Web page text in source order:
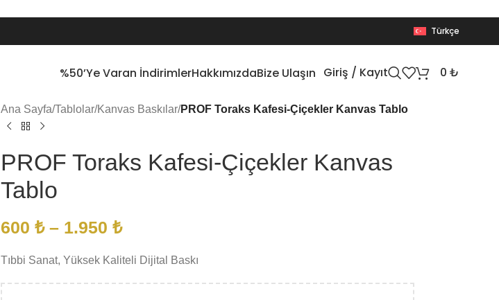
Türkçe
%50’ye Varan İndirimlerHakkımızdaBize Ulaşın Giriş / Kayıt 0 ₺
Ana Sayfa/Tablolar/Kanvas Baskılar/PROF Toraks Kafesi-Çiçekler Kanvas Tablo
PROF Toraks Kafesi-Çiçekler Kanvas
Tablo
600 ₺ – 1.950 ₺
Tıbbi Sanat, Yüksek Kaliteli Dijital Baskı